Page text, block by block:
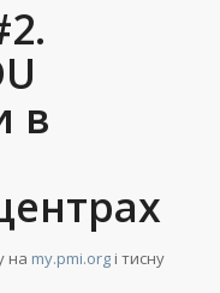
в
на my.pmi.orgі тисну